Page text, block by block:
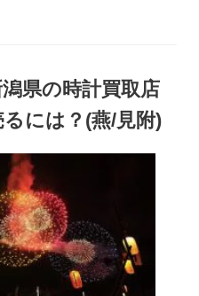
県の時計買取店
には？(燕/見附)